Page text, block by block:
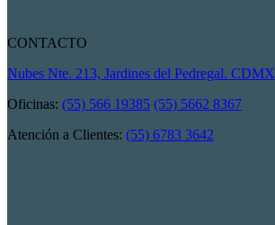
CONTACTO
Nubes Nte. 213, Jardines del Pedregal. CDMX
Oficinas: (55) 566 19385 (55) 5662 8367
Atención a Clientes: (55) 6783 3642